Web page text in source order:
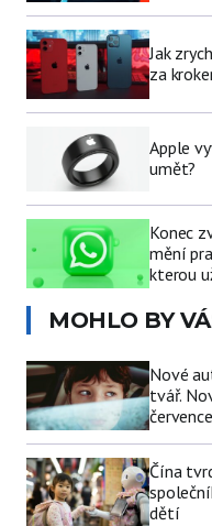
Jak
za
Apple
umět?
Konec
mění
kterou
MOHLO BY
Nové
tvář.
Čína
dětí